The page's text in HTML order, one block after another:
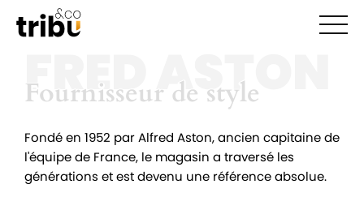
FRED ASTON
Fournisseur de style
Fournisseur de style
Fondé en 1952 par Alfred Aston, ancien capitaine de
l'équipe de France, le magasin a traversé les
générations et est devenu une référence absolue.